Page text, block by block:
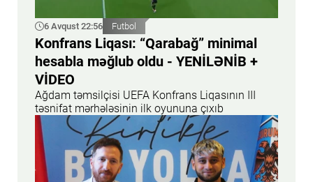
6 Avqust 22:56 Futbol
Konfrans Liqası: “Qarabağ” minimal
hesabla məğlub oldu - YENİLƏNİB +
VİDEO
Ağdam təmsilçisi UEFA Konfrans Liqasının III
təsnifat mərhələsinin ilk oyununa çıxıb